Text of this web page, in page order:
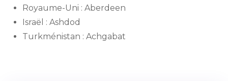
Royaume-Uni : Aberdeen
Israël : Ashdod
Turkménistan : Achgabat